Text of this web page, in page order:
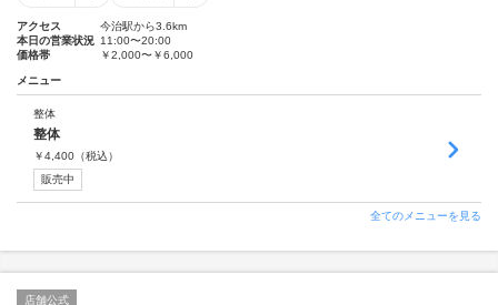
アクセス
今治駅から3.6km
本日の営業状況 11:00〜20:00
価格帯
￥2,000〜￥6,000
メニュー
整体
整体
￥4,400 （税込）
販売中
全てのメニューを見る
店舗公式